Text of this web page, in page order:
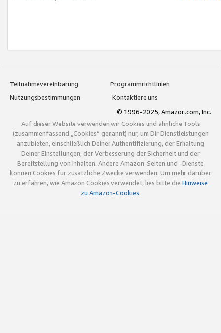
Teilnahmevereinbarung
Programmrichtlinien
Nutzungsbestimmungen
Kontaktiere uns
© 1996-2025, Amazon.com, Inc.
Auf dieser Website verwenden wir Cookies und ähnliche Tools
(zusammenfassend „Cookies“ genannt) nur, um Dir Dienstleistungen
anzubieten, einschließlich Deiner Authentifizierung, der Erhaltung
Deiner Einstellungen, der Verbesserung der Sicherheit und der
Bereitstellung von Inhalten. Andere Amazon-Seiten und -Dienste
können Cookies für zusätzliche Zwecke verwenden. Um mehr darüber
zu erfahren, wie Amazon Cookies verwendet, lies bitte die Hinweise
zu Amazon-Cookies.